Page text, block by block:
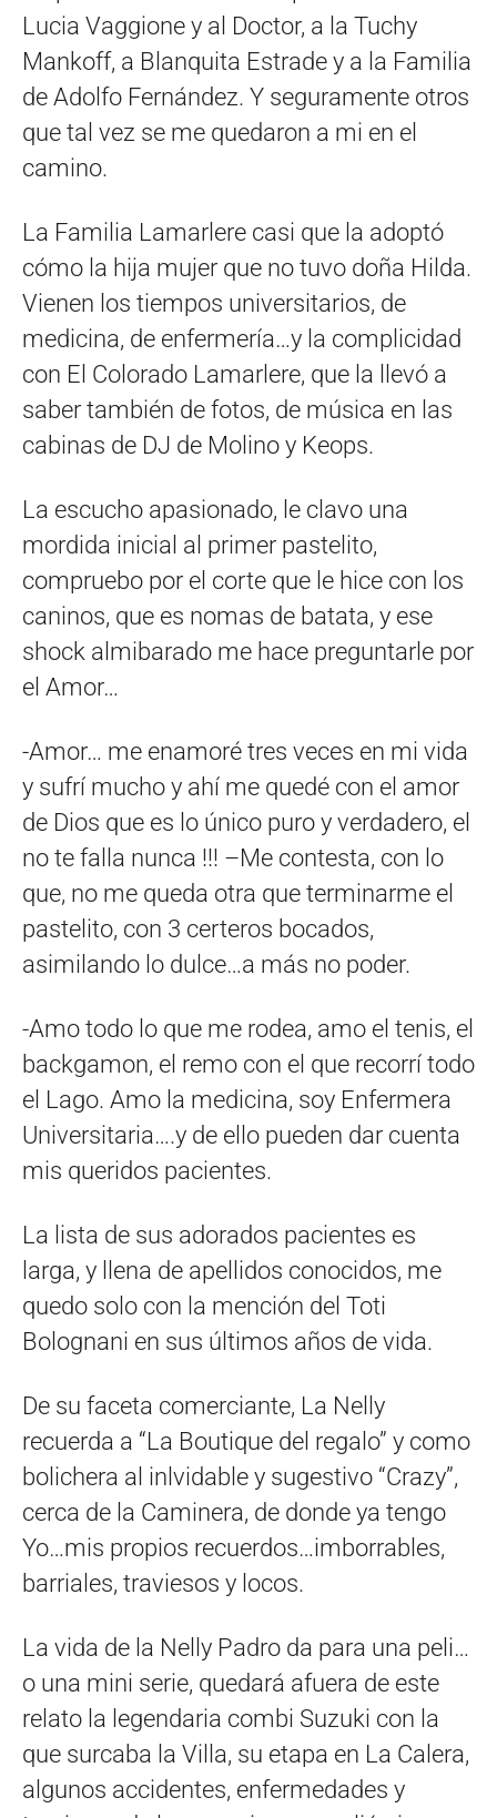
Lucia Vaggione y al Doctor, a la Tuchy
Mankoff, a Blanquita Estrade y a la Familia
de Adolfo Fernández. Y seguramente otros
que tal vez se me quedaron a mi en el
camino.
La Familia Lamarlere casi que la adoptó
cómo la hija mujer que no tuvo doña Hilda.
Vienen los tiempos universitarios, de
medicina, de enfermería…y la complicidad
con El Colorado Lamarlere, que la llevó a
saber también de fotos, de música en las
cabinas de DJ de Molino y Keops.
La escucho apasionado, le clavo una
mordida inicial al primer pastelito,
compruebo por el corte que le hice con los
caninos, que es nomas de batata, y ese
shock almibarado me hace preguntarle por
el Amor…
-Amor… me enamoré tres veces en mi vida
y sufrí mucho y ahí me quedé con el amor
de Dios que es lo único puro y verdadero, el
no te falla nunca !!! –Me contesta, con lo
que, no me queda otra que terminarme el
pastelito, con 3 certeros bocados,
asimilando lo dulce…a más no poder.
-Amo todo lo que me rodea, amo el tenis, el
backgamon, el remo con el que recorrí todo
el Lago. Amo la medicina, soy Enfermera
Universitaria….y de ello pueden dar cuenta
mis queridos pacientes.
La lista de sus adorados pacientes es
larga, y llena de apellidos conocidos, me
quedo solo con la mención del Toti
Bolognani en sus últimos años de vida.
De su faceta comerciante, La Nelly
recuerda a “La Boutique del regalo” y como
bolichera al inlvidable y sugestivo “Crazy”,
cerca de la Caminera, de donde ya tengo
Yo…mis propios recuerdos…imborrables,
barriales, traviesos y locos.
La vida de la Nelly Padro da para una peli…
o una mini serie, quedará afuera de este
relato la legendaria combi Suzuki con la
que surcaba la Villa, su etapa en La Calera,
algunos accidentes, enfermedades y